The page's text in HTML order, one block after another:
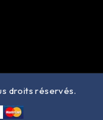
droits réservés.